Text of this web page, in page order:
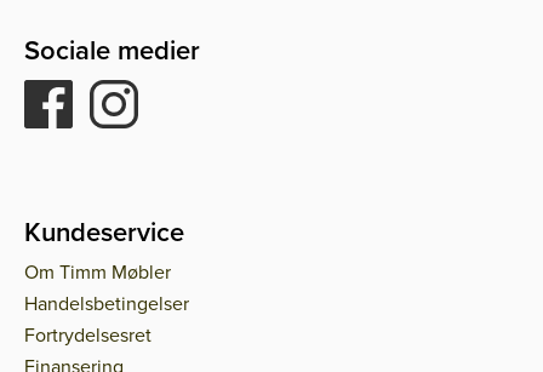
Sociale medier
Kundeservice
Om Timm Møbler
Handelsbetingelser
Fortrydelsesret
Finansering